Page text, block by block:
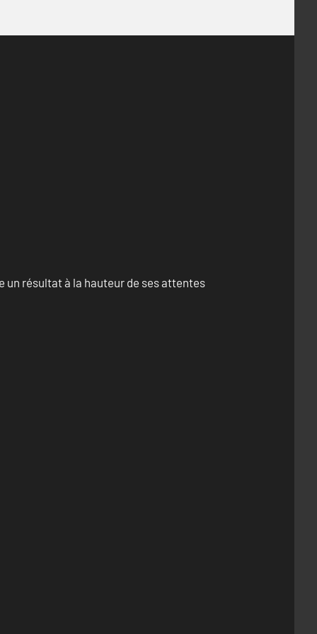
résultat à la hauteur de ses attentes